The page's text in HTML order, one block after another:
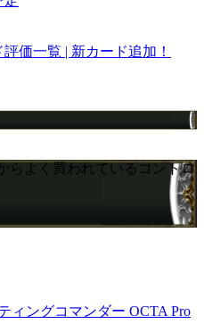
価一覧 | 新カード追加！
らよく買われているコントロ
ィングコマンダー OCTA Pro